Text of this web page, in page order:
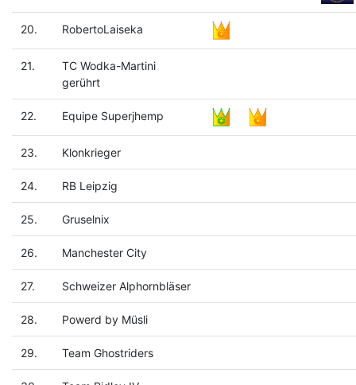
20. RobertoLaiseka
21.
TC Wodka-Martini
gerührt
22. Equipe Superjhemp
23. Klonkrieger
24. RB Leipzig
25. Gruselnix
26. Manchester City
27. Schweizer Alphornbläser
28. Powerd by Müsli
29. Team Ghostriders